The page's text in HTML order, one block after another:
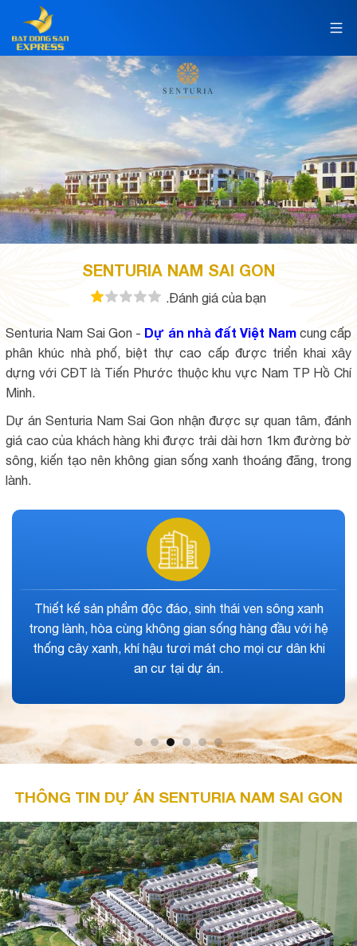
SENTURIA NAM SAI GON
.Đánh giá của bạn
Senturia Nam Sai Gon - Dự án nhà đất Việt Namcung cấp
phân khúc nhà phố, biệt thự cao cấp được triển khai xây
dựng với CĐT là Tiến Phước thuộc khu vực Nam TP Hồ Chí
Minh.
Dự án Senturia Nam Sai Gon nhận được sự quan tâm, đánh
giá cao của khách hàng khi được trải dài hơn 1km đường bờ
sông, kiến tạo nên không gian sống xanh thoáng đãng, trong
lành.
Ý tưởng thiết kế hiện đại, phong cách Địa Trung Hải
giúp hình thành không gian sống tiện nghi, nghỉ dưỡng
hàng đầu như khi bạn và gia đình đang đi nghỉ dưỡng
tại khu resort.
THÔNG TIN DỰ ÁN SENTURIA NAM SAI GON